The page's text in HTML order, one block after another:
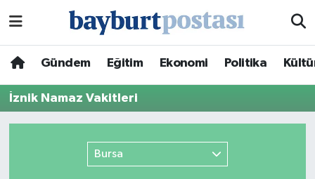
Gündem Eğitim Ekonomi Politika
İznik Namaz Vakitleri
Bursa
Hava Durumu
Namaz Vakitleri
Trafik Durumu